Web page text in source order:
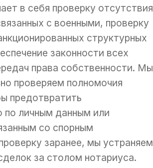
в себя проверку отсутствия
с военными, проверку
структурных
законности всех
права собственности. Мы
проверяем полномочия
предотвратить
по личным данным или
со спорным
заранее, мы устраняем
за столом нотариуса.